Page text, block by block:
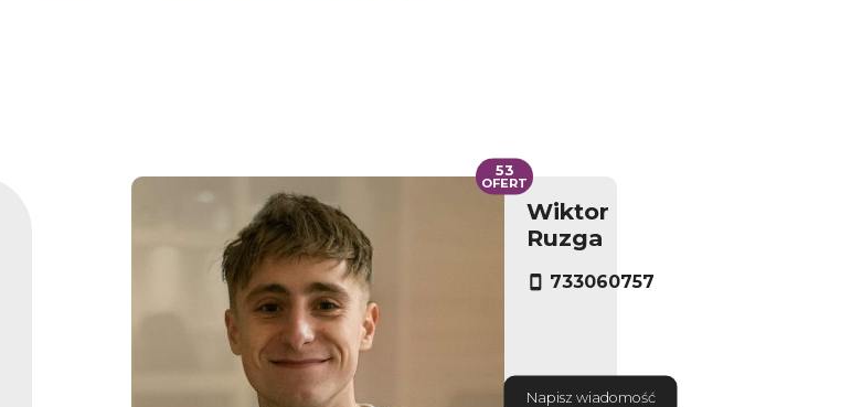
Wiktor
Ruzga
733060757
Napisz wiadomość
53
OFERT